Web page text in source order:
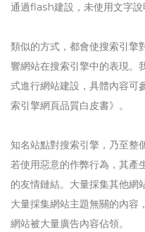
通過flash建設，未使用文字說
類似的方式，都會使搜索引擎
響網站在搜索引擎中的表現。
式進行網站建設，具體內容可
索引擎網頁品質白皮書》。
知名站點對搜索引擎，乃至整
若使用惡意的作弊行為，其產
的友情鏈結。大量採集其他網
大量採集網站主題無關的內容
網站被大量廣告內容佔領。